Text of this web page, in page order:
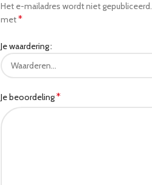
Het e-mailadres wordt niet gepubliceerd.
met*
Je waardering
Je beoordeling*